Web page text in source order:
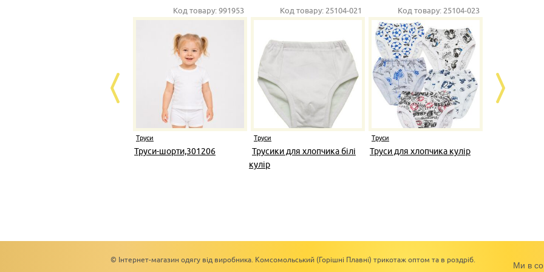
Код товару:991953
Труси
Труси-шорти,301206
Код товару: 25104-021
Труси
Трусики для хлопчика білі
кулір
Код товару: 25104-023
Труси
Труси для хлопчика кулір
Ми в
© Інтернет-магазин одягу від виробника. Комсомольський (Горішні Плавні) трикотаж оптом та в роздріб.